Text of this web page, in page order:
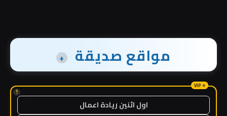
مواقع صديقة +
!
اول اثنين ريادة اعمال